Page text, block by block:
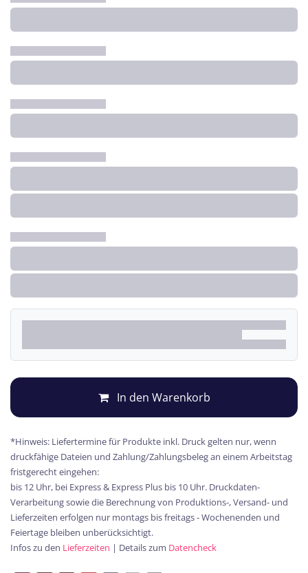
In den Warenkorb
*Hinweis: Liefertermine für Produkte inkl. Druck gelten nur, wenn
druckfähige Dateien und Zahlung/Zahlungsbeleg an einem Arbeitstag
fristgerecht eingehen:
bis 12 Uhr, bei Express & Express Plus bis 10 Uhr. Druckdaten-
Verarbeitung sowie die Berechnung von Produktions-, Versand- und
Lieferzeiten erfolgen nur montags bis freitags - Wochenenden und
Feiertage bleiben unberücksichtigt.
Infos zu den Lieferzeiten | Details zum Datencheck